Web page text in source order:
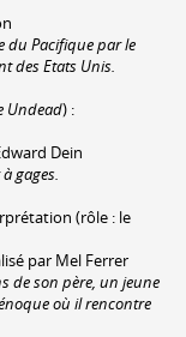
du Pacifique par le
des Etats Unis.
Undead) :
Dein
gages.
(rôle : le
par Mel Ferrer
de son père, un jeune
où il rencontre